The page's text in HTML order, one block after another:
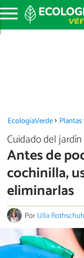
EcologíaVerde
Cuidado del jardín
Antes de
cochinilla,
eliminarlas
PorUlla Rothschuh